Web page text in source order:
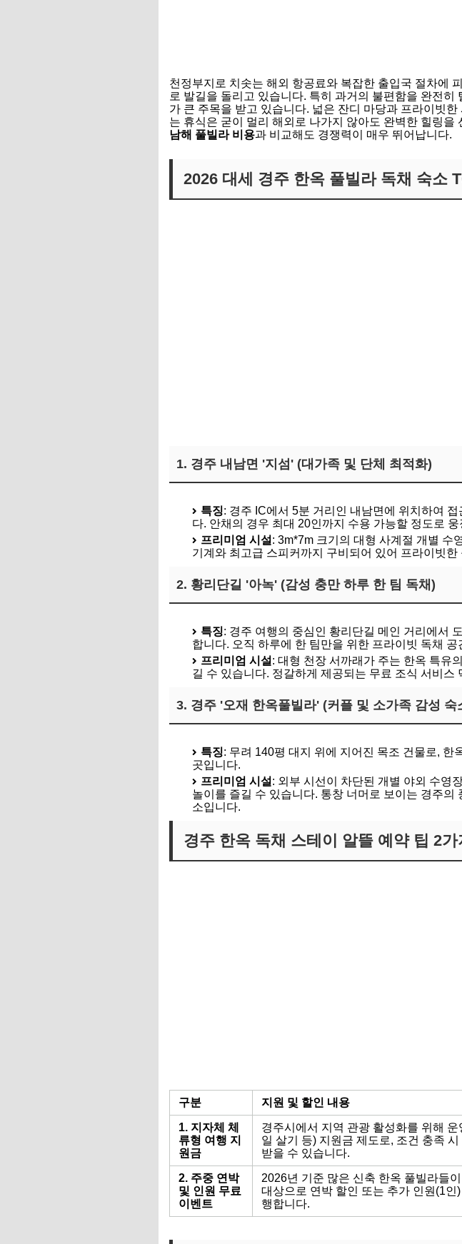
천정부지로 치솟는 해외 항공료와 복잡한 출입국 절차에
로 발길을 돌리고 있습니다. 특히 과거의 불편함을 완전
가 큰 주목을 받고 있습니다. 넓은 잔디 마당과 프라이빗
는 휴식은 굳이 멀리 해외로 나가지 않아도 완벽한 힐링
남해 풀빌라 비용과 비교해도 경쟁력이 매우 뛰어납니다.
2026 대세 경주 한옥 풀빌라 독채 숙소
1. 경주 내남면 '지섬' (대가족 및 단체 최적화)
특징: 경주 IC에서 5분 거리인 내남면에 위치하여
다. 안채의 경우 최대 20인까지 수용 가능할 정도로
프리미엄 시설 : 3m*7m 크기의 대형 사계절 개별 수
기계와 최고급 스피커까지 구비되어 있어 프라이빗
2. 황리단길 '아녹' (감성 충만 하루 한 팀 독채)
특징: 경주 여행의 중심인 황리단길 메인 거리에서
합니다. 오직 하루에 한 팀만을 위한 프라이빗 독채 공
프리미엄 시설 : 대형 천장 서까래가 주는 한옥 특유
길 수 있습니다. 정갈하게 제공되는 무료 조식 서비
3. 경주 '오재 한옥풀빌라' (커플 및 소가족 감성 숙
특징: 무려 140평 대지 위에 지어진 목조 건물로,
곳입니다.
프리미엄 시설 : 외부 시선이 차단된 개별 야외 수영
놀이를 즐길 수 있습니다. 통창 너머로 보이는 경주
소입니다.
경주 한옥 독채 스테이 알뜰 예약 팁 2가
구분 지원 및 할인 내용
1. 지자체 체
류형 여행 지
원금
경주시에서 지역 관광 활성화를 위해
일 살기 등) 지원금 제도로, 조건 충족
받을 수 있습니다.
2. 주중 연박
및 인원 무료
이벤트
2026년 기준 많은 신축 한옥 풀빌라들
대상으로 연박 할인 또는 추가 인원(1인
행합니다.